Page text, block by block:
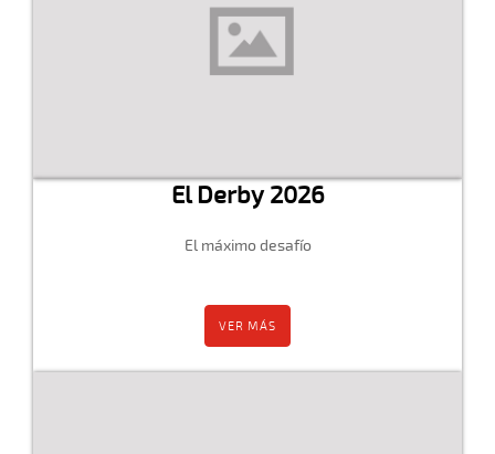
El Derby 2026
El máximo desafío
VER MÁS